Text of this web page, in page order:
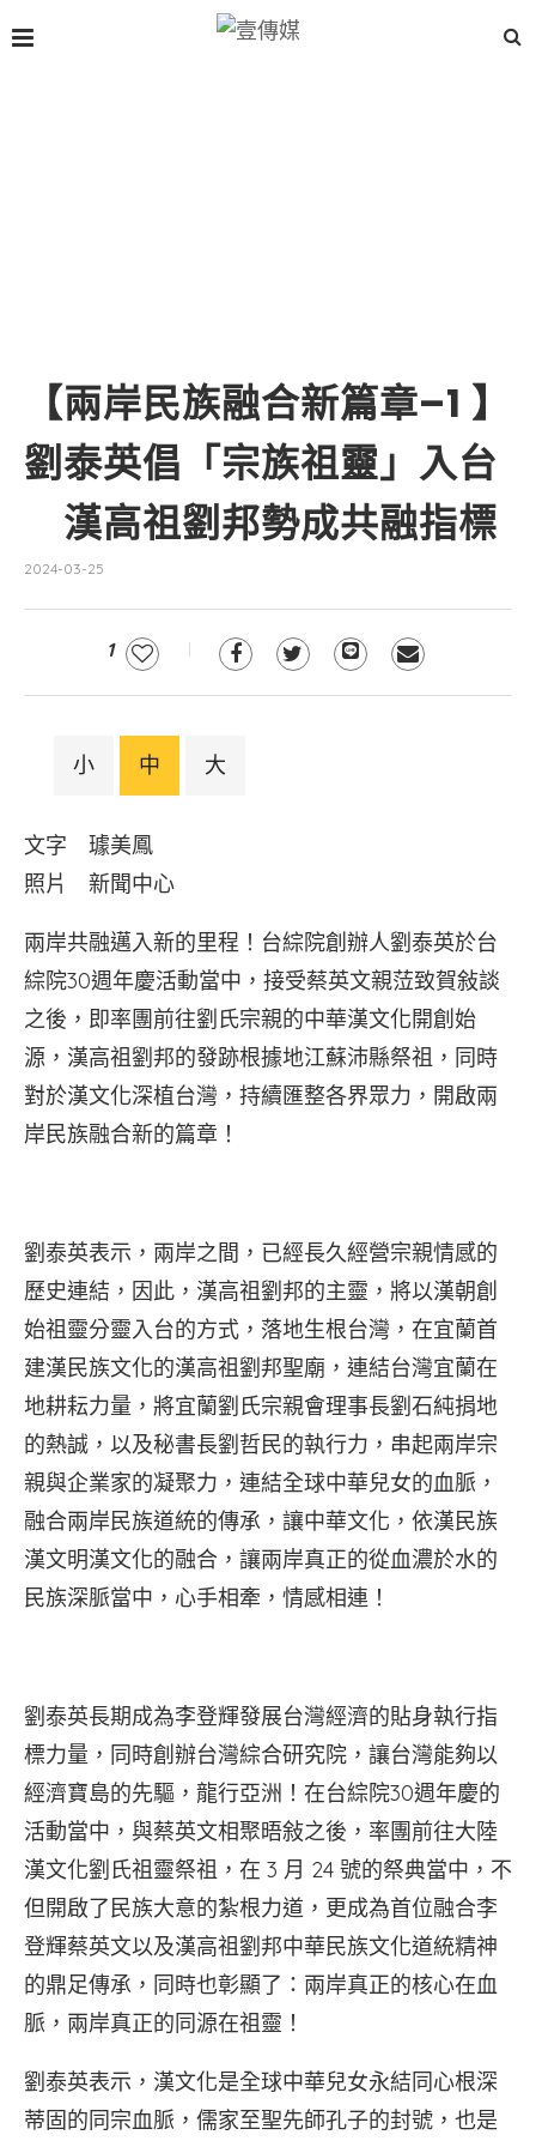
【兩岸民族融合新篇章–1 】
劉泰英倡「宗族祖靈」入台
漢高祖劉邦勢成共融指標
2024-03-25
1
小 中 大
文字 璩美鳳
照片 新聞中心
兩岸共融邁入新的里程！台綜院創辦人劉泰英於台
綜院30週年慶活動當中，接受蔡英文親𦲷致賀敍談
之後，即率團前往劉氏宗親的中華漢文化開創始
源，漢高祖劉邦的發跡根據地江蘇沛縣祭祖，同時
對於漢文化深植台灣，持續匯整各界眾力，開啟兩
岸民族融合新的篇章！
劉泰英表示，兩岸之間，已經長久經營宗親情感的
歷史連結，因此，漢高祖劉邦的主靈，將以漢朝創
始祖靈分靈入台的方式，落地生根台灣，在宜蘭首
建漢民族文化的漢高祖劉邦聖廟，連結台灣宜蘭在
地耕耘力量，將宜蘭劉氏宗親會理事長劉石純捐地
的熱誠，以及秘書長劉哲民的執行力，串起兩岸宗
親與企業家的凝聚力，連結全球中華兒女的血脈，
融合兩岸民族道統的傳承，讓中華文化，依漢民族
漢文明漢文化的融合，讓兩岸真正的從血濃於水的
民族深脈當中，心手相牽，情感相連！
劉泰英長期成為李登輝發展台灣經濟的貼身執行指
標力量，同時創辦台灣綜合研究院，讓台灣能夠以
經濟寶島的先驅，龍行亞洲！在台綜院30週年慶的
活動當中，與蔡英文相聚晤敍之後，率團前往大陸
漢文化劉氏祖靈祭祖，在 3 月 24 號的祭典當中，不
但開啟了民族大意的紮根力道，更成為首位融合李
登輝蔡英文以及漢高祖劉邦中華民族文化道統精神
的鼎足傳承，同時也彰顯了：兩岸真正的核心在血
脈，兩岸真正的同源在祖靈！
劉泰英表示，漢文化是全球中華兒女永結同心根深
蒂固的同宗血脈，儒家至聖先師孔子的封號，也是